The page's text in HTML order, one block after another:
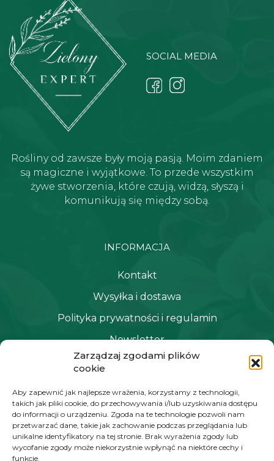
Zarządzaj zgodami plików
cookie
Aby zapewnić jak najlepsze wrażenia, korzystamy z technologii,
takich jak pliki cookie, do przechowywania i/lub uzyskiwania dostępu
do informacji o urządzeniu. Zgoda na te technologie pozwoli nam
przetwarzać dane, takie jak zachowanie podczas przeglądania lub
unikalne identyfikatory na tej stronie. Brak wyrażenia zgody lub
wycofanie zgody może niekorzystnie wpłynąć na niektóre cechy i
funkcje.
SOCIAL MEDIA
Rośliny od zawsze były moją pasją. Moim zdaniem
są magiczne i wyjątkowe. To przede wszystkim
żywe stworzenia, które czują, widzą, słyszą i
komunikują się między sobą.
INFORMACJA
Kontakt
Wysyłka i dostawa
Polityka prywatności i regulamin
Newsletter
Moje konto
Koszyk
Moje zamówienia